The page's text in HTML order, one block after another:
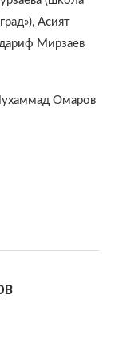
Асият
Мирзаев
Омаров